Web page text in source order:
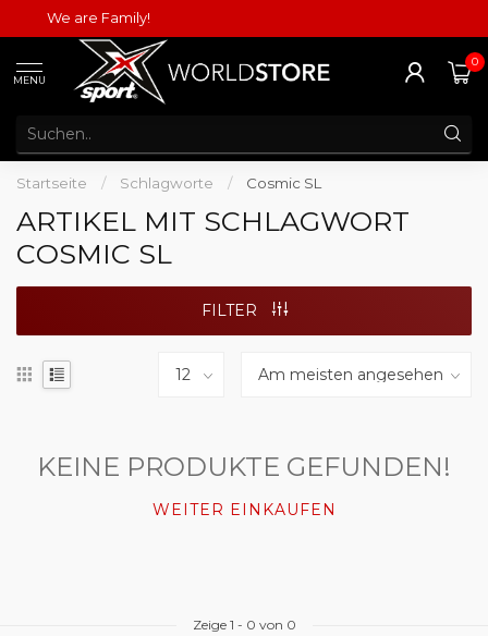
We are Family!
MENU
0
Startseite / Schlagworte / Cosmic SL
ARTIKEL MIT SCHLAGWORT
COSMIC SL
FILTER
KEINE PRODUKTE GEFUNDEN!
WEITER EINKAUFEN
Zeige 1 - 0 von 0